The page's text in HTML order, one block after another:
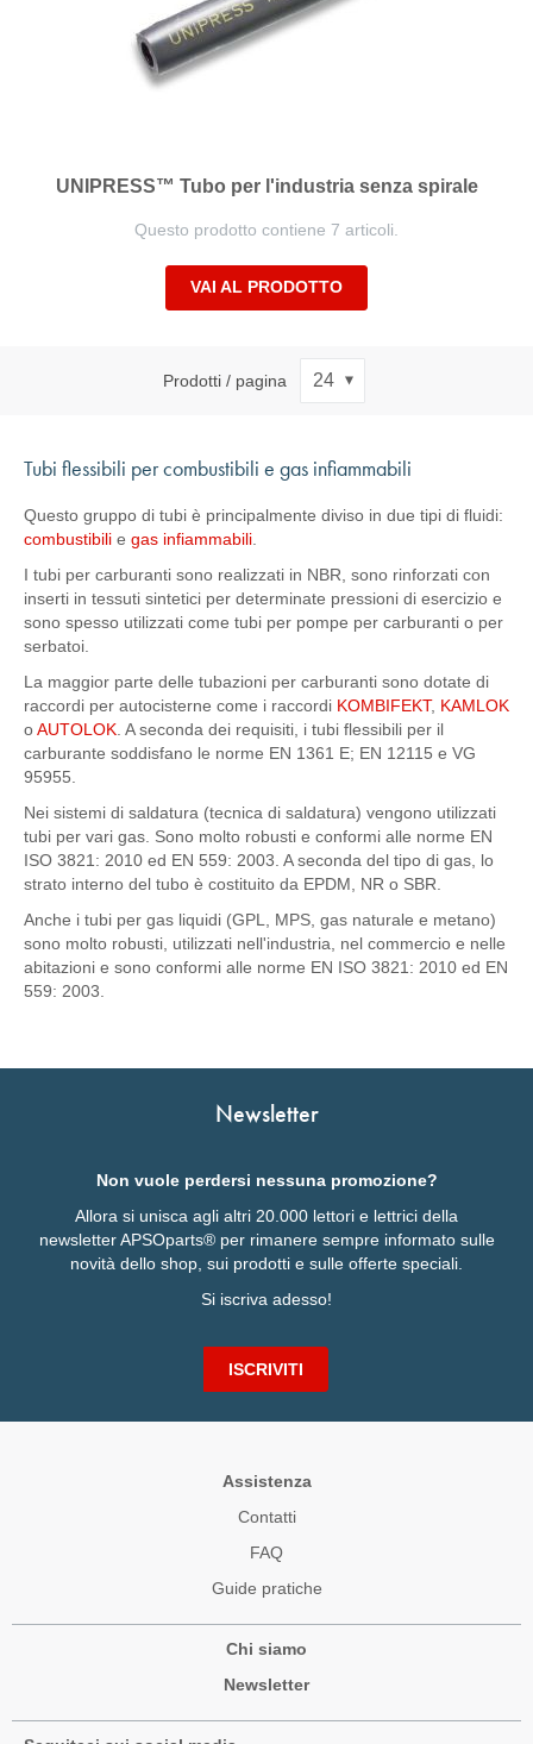
UNIPRESS™ Tubo per l'industria senza spirale
Questo prodotto contiene 7 articoli.
VAI AL PRODOTTO
Prodotti / pagina
Tubi flessibili per combustibili e gas infiammabili
Questo gruppo di tubi è principalmente diviso in due tipi di fluidi:
combustibili e gas infiammabili
I tubi per carburanti sono realizzati in NBR, sono rinforzati con
inserti in tessuti sintetici per determinate pressioni di esercizio e
sono spesso utilizzati come tubi per pompe per carburanti o per
serbatoi.
La maggior parte delle tubazioni per carburanti sono dotate di
raccordi per autocisterne come i raccordi KOMBIFEKT, KAMLOK
oAUTOLOK . A seconda dei requisiti, i tubi flessibili per il
carburante soddisfano le norme EN 1361 E; EN 12115 e VG
95955.
Nei sistemi di saldatura (tecnica di saldatura) vengono utilizzati
tubi per vari gas. Sono molto robusti e conformi alle norme EN
ISO 3821: 2010 ed EN 559: 2003. A seconda del tipo di gas, lo
strato interno del tubo è costituito da EPDM, NR o SBR.
Anche i tubi per gas liquidi (GPL, MPS, gas naturale e metano)
sono molto robusti, utilizzati nell'industria, nel commercio e nelle
abitazioni e sono conformi alle norme EN ISO 3821: 2010 ed EN
559: 2003.
Newsletter
Non vuole perdersi nessuna promozione?
Allora si unisca agli altri 20.000 lettori e lettrici della
newsletter APSOparts® per rimanere sempre informato sulle
novità dello shop, sui prodotti e sulle offerte speciali.
Si iscriva adesso!
ISCRIVITI
Assistenza
Contatti
FAQ
Guide pratiche
Chi siamo
Newsletter